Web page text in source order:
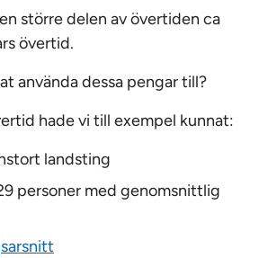
större delen av övertiden ca
övertid.
använda dessa pengar till?
hade vi till exempel kunnat:
landsting
personer med genomsnittlig